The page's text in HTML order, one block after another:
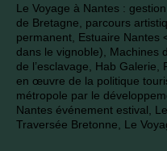
Le Voyage à Nantes :
de Bretagne, parcours
permanent, Estuaire Nantes
dans le vignoble), Machines
de l’esclavage, Hab
en œuvre de la politique
métropole par le
Nantes événement estival,
Traversée Bretonne, Le